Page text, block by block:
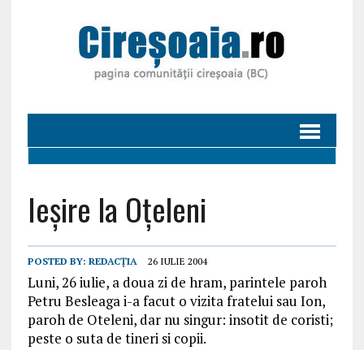
Ieșire la Oțeleni
POSTED BY: REDACȚIA 26 IULIE 2004
Luni, 26 iulie, a doua zi de hram, parintele paroh
Petru Besleaga i-a facut o vizita fratelui sau Ion,
paroh de Oteleni, dar nu singur: insotit de coristi;
peste o suta de tineri si copii.